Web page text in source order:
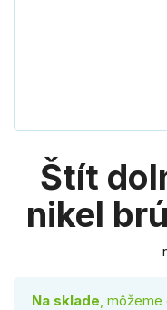
Štít
nikel
Na sklade ,